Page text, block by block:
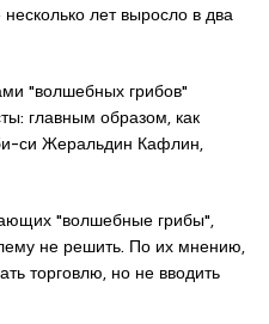
лет выросло в два
"волшебных грибов"
главным образом, как
си Жеральдин Кафлин,
"волшебные грибы",
не решить. По их мнению,
торговлю, но не вводить